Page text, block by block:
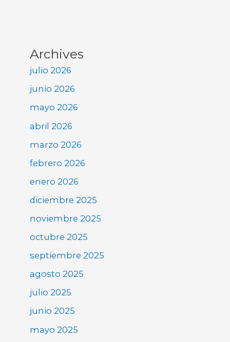
Archives
julio 2026
junio 2026
mayo 2026
abril 2026
marzo 2026
febrero 2026
enero 2026
diciembre 2025
noviembre 2025
octubre 2025
septiembre 2025
agosto 2025
julio 2025
junio 2025
mayo 2025